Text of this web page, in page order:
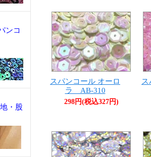
ンコ
・股
スパンコール オーロ
ラ AB-310
298円(税込327円)